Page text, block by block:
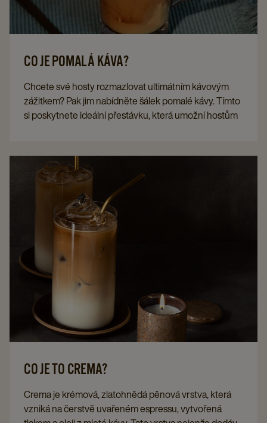
CO JE POMALÁ KÁVA?
Chcete své hosty rozmazlovat ultimátním kávovým
zážitkem? Pak jim nabídněte šálek pomalé kávy. Tímto
si poskytnete ideální přestávku, která umožní hostům
CO JE TO CREMA?
Crema je krémová, zlatohnědá pěnová vrstva, která
vzniká na čerstvě uvařeném espressu, vytvořená